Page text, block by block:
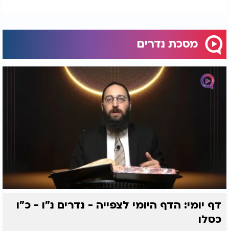
מסכת נדרים
דף יומי: הדף היומי לצפייה - נדרים נ"ו - כ"ו
כסלו